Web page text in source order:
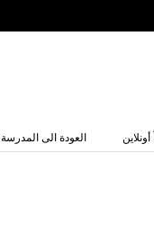
العودة الى المدرسة